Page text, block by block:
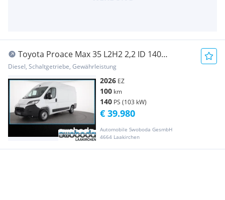
Toyota Proace Max 35 L2H2 2,2 ID 140
Prowork Transporter / Kastenwagen
Diesel, Schaltgetriebe, Gewährleistung
2026 EZ
100 km
140 PS (103 kW)
Automobile Swoboda GesmbH
4664 Laakirchen
€ 39.980